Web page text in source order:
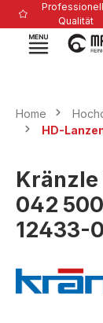
springenQualität
Home
HD-
Kränzle
042
12433-